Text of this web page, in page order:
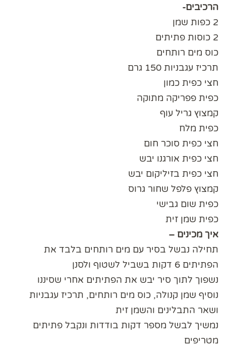
הרכיבים-
2 כפות שמן
2 כוסות פתיתים
כוס מים רותחים
תרכיז עגבניות 150 גרם
חצי כפית כמון
כפית פפריקה מתוקה
קמצוץ גריל עוף
כפית מלח
חצי כפית סוכר חום
חצי כפית אורגנו יבש
חצי כפית בזיליקום יבש
קמצוץ פלפל שחור גרוס
כפית שום גבישי
כפית שמן זית
איך מכינים –
תחילה נבשל בסיר עם מים רותחים בלבד את
הפתיתים 6 דקות בשביל לשטוף ולסנן
נשפוך לתוך סיר יבש את הפתיתים אחרי שסיננו
נוסיף שמן קנולה, כוס מים רותחים, תרכיז עגבניות
ושאר התבלינים והשמן זית
נמשיך לבשל מספר דקות בודדות ונקבל פתיתים
מטריפים